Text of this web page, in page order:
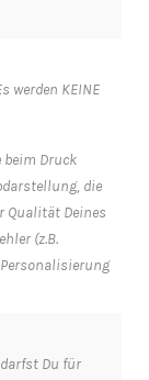
werden KEINE
beim Druck
die
Qualität Deines
(z.B.
darfst Du für